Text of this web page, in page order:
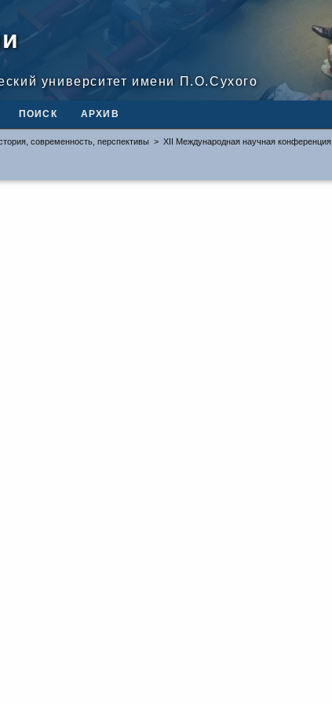
университет имени П.О.Сухого
ПОИСК АРХИВ
современность, перспективы > XII Международная научная конференция